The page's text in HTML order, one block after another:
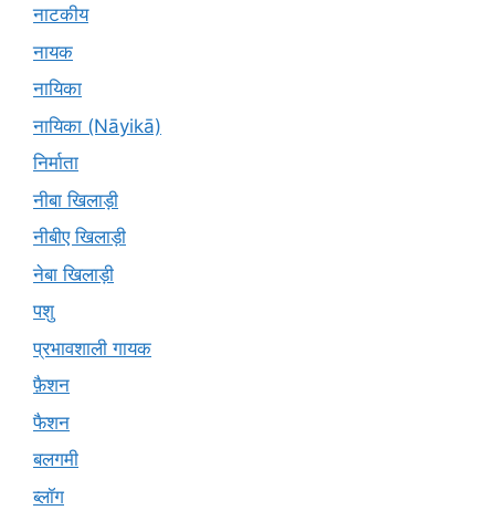
नाटकीय
नायक
नायिका
नायिका (Nāyikā)
निर्माता
नीबा खिलाड़ी
नीबीए खिलाड़ी
नेबा खिलाड़ी
पशु
प्रभावशाली गायक
फ़ैशन
फैशन
बलगमी
ब्लॉग